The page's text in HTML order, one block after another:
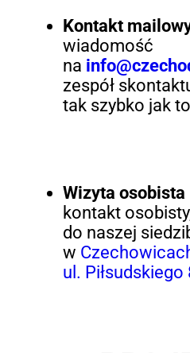
Kontakt
wiadomość
na
zespół
tak szybko jak
Wizyta osobista
kontakt
do naszej
w
ul. Piłsudskiego